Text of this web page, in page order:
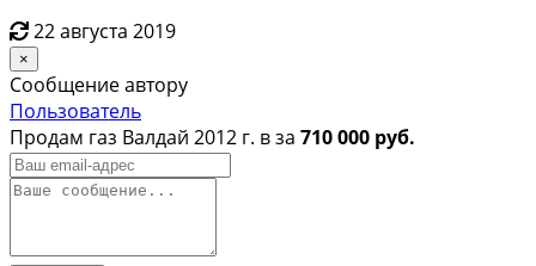
22 августа 2019
×
Сообщение автору
Пользователь
Продам газ Валдай 2012 г. в за 710 000 руб.